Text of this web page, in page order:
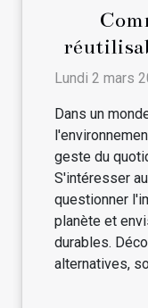
le
Lundi 2 mars
Dans un
geste du
S'intéresser
questionner
planète et
durables.
alternatives,